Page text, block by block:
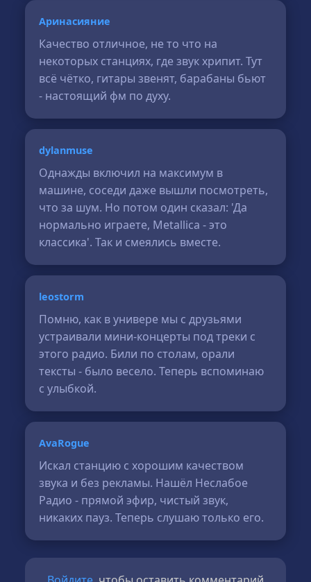
Аринасияние
Качество отличное, не то что на
некоторых станциях, где звук хрипит. Тут
всё чётко, гитары звенят, барабаны бьют
- настоящий фм по духу.
dylanmuse
Однажды включил на максимум в
машине, соседи даже вышли посмотреть,
что за шум. Но потом один сказал: 'Да
нормально играете, Metallica - это
классика'. Так и смеялись вместе.
leostorm
Помню, как в универе мы с друзьями
устраивали мини-концерты под треки с
этого радио. Били по столам, орали
тексты - было весело. Теперь вспоминаю
с улыбкой.
AvaRogue
Искал станцию с хорошим качеством
звука и без рекламы. Нашёл Неслабое
Радио - прямой эфир, чистый звук,
никаких пауз. Теперь слушаю только его.